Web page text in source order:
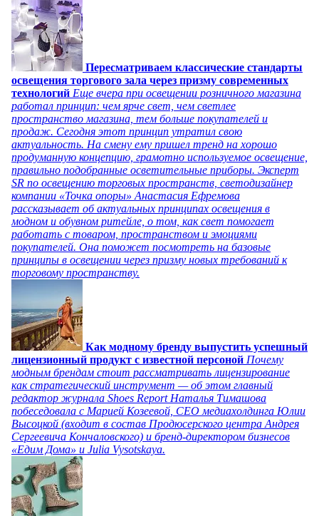
Пересматриваем классические стандарты
освещения торгового зала через призму современных
технологий Еще вчера при освещении розничного магазина
работал принцип: чем ярче свет, чем светлее
пространство магазина, тем больше покупателей и
продаж. Сегодня этот принцип утратил свою
актуальность. На смену ему пришел тренд на хорошо
продуманную концепцию, грамотно используемое освещение,
правильно подобранные осветительные приборы. Эксперт
SR по освещению торговых пространств, светодизайнер
компании «Точка опоры» Анастасия Ефремова
рассказывает об актуальных принципах освещения в
модном и обувном ритейле, о том, как свет помогает
работать с товаром, пространством и эмоциями
покупателей. Она поможет посмотреть на базовые
принципы в освещении через призму новых требований к
торговому пространству.
Как модному бренду выпустить успешный
лицензионный продукт с известной персоной Почему
модным брендам стоит рассматривать лицензирование
как стратегический инструмент — об этом главный
редактор журнала Shoes Report Наталья Тимашова
побеседовала с Марией Козеевой, СЕО медиахолдинга Юлии
Высоцкой (входит в состав Продюсерского центра Андрея
Сергеевича Кончаловского) и бренд-директором бизнесов
«Едим Дома» и Julia Vysotskaya.